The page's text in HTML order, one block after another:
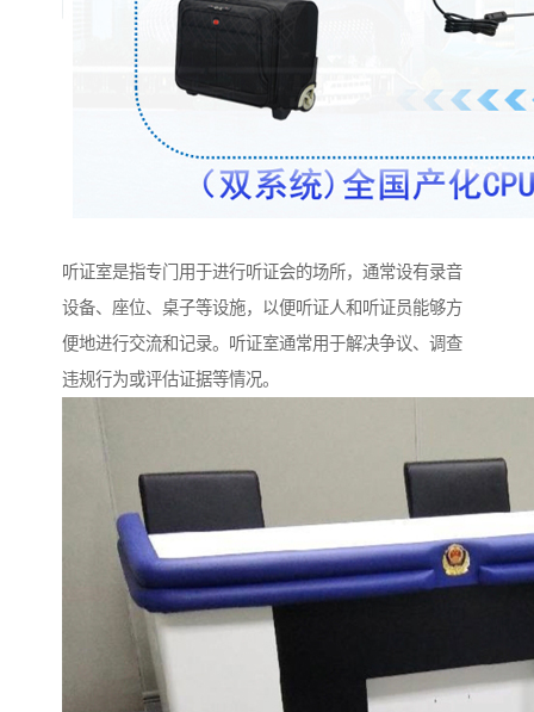
听证室是指专门用于进行听证会的场所，通常设有录音
设备、座位、桌子等设施，以便听证人和听证员能够方
便地进行交流和记录。听证室通常用于解决争议、调查
违规行为或评估证据等情况。